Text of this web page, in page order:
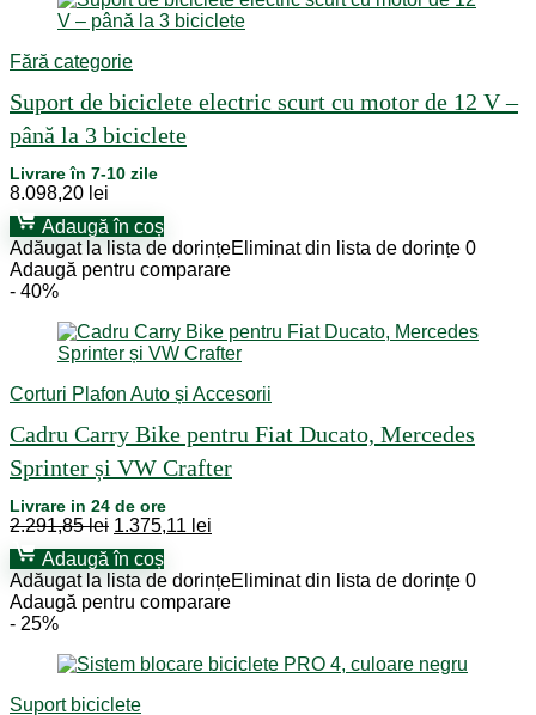
Fără categorie
Suport de biciclete electric scurt cu motor de 12 V –
până la 3 biciclete
Livrare în 7-10 zile
8.098,20 lei
Adaugă în coș
Adăugat la lista de dorințeEliminat din lista de dorințe 0
Adaugă pentru comparare
- 40%
Corturi Plafon Auto și Accesorii
Cadru Carry Bike pentru Fiat Ducato, Mercedes
Sprinter și VW Crafter
Livrare in 24 de ore
2.291,85lei Prețul
inițial
a
fost:
2.291,85 lei.
1.375,11 lei
1.375,11 lei.
Adaugă în coș
Adăugat la lista de dorințeEliminat din lista de dorințe 0
Adaugă pentru comparare
- 25%
Suport biciclete